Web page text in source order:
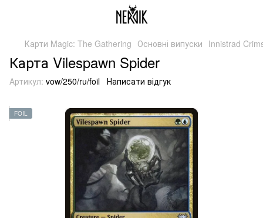
Карти Magic: The Gathering Основні випуски Innistrad
Карта Vilespawn Spider
Артикул: vow/250/ru/foil Написати відгук
FOIL